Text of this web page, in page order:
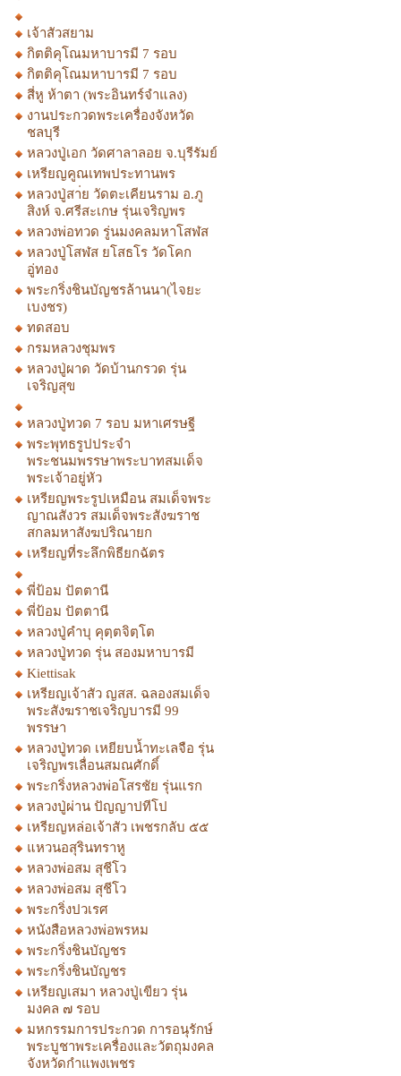
เจ้าสัวสยาม
กิตติคุโณมหาบารมี 7 รอบ
กิตติคุโณมหาบารมี 7 รอบ
สี่หู ห้าตา (พระอินทร์จำแลง)
งานประกวดพระเครื่องจังหวัด
ชลบุรี
หลวงปู่เอก วัดศาลาลอย จ.บุรีรัมย์
เหรียญคูณเทพประทานพร
หลวงปู่สา่ย วัดตะเคียนราม อ.ภู
สิงห์ จ.ศรีสะเกษ รุ่นเจริญพร
หลวงพ่อทวด รู่นมงคลมหาโสฬส
หลวงปู่โสฬส ยโสธโร วัดโคก
อู่ทอง
พระกริ่งชินบัญชรล้านนา(ไจยะ
เบงชร)
ทดสอบ
กรมหลวงชุมพร
หลวงปู่ผาด วัดบ้านกรวด รุ่น
เจริญสุข
หลวงปู่ทวด 7 รอบ มหาเศรษฐี
พระพุทธรูปประจำ
พระชนมพรรษาพระบาทสมเด็จ
พระเจ้าอยู่หัว
เหรียญพระรูปเหมือน สมเด็จพระ
ญาณสังวร สมเด็จพระสังฆราช
สกลมหาสังฆปริณายก
เหรียญที่ระลึกพิธียกฉัตร
พี่ป้อม ปัตตานี
พี่ป้อม ปัตตานี
หลวงปู่คำบุ คุตฺตจิตฺโต
หลวงปู่ทวด รุ่น สองมหาบารมี
Kiettisak
เหรียญเจ้าสัว ญสส. ฉลองสมเด็จ
พระสังฆราชเจริญบารมี 99
พรรษา
หลวงปู่ทวด เหยียบน้ำทะเลจือ รุ่น
เจริญพรเลื่อนสมณศักดิ์
พระกริ่งหลวงพ่อโสรชัย รุ่นแรก
หลวงปู่ผ่าน ปัญญาปทีโป
เหรียญหล่อเจ้าสัว เพชรกลับ ๕๕
แหวนอสุรินทราหู
หลวงพ่อสม สุชีโว
หลวงพ่อสม สุชีโว
พระกริ่งปวเรศ
หนังสือหลวงพ่อพรหม
พระกริ่งชินบัญชร
พระกริ่งชินบัญชร
เหรียญเสมา หลวงปู่เขียว รุ่น
มงคล ๗ รอบ
มหกรรมการประกวด การอนุรักษ์
พระบูชาพระเครื่องและวัตถุมงคล
จังหวัดกำแพงเพชร